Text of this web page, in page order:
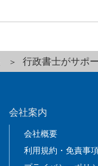
行政書士がサポ
会社案内
会社概要
利用規約・免責事